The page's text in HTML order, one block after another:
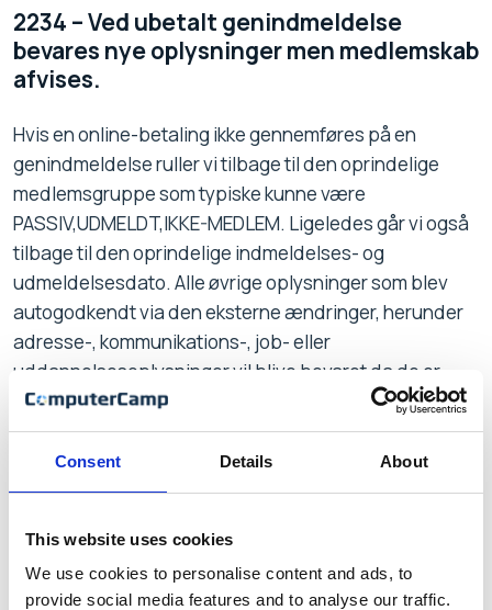
Consent Details About
This website uses cookies
We use cookies to personalise content and ads, to
provide social media features and to analyse our traffic.
2234 – Ved ubetalt genindmeldelse
bevares nye oplysninger men medlemskab
afvises.
Hvis en online-betaling ikke gennemføres på en
genindmeldelse ruller vi tilbage til den oprindelige
medlemsgruppe som typiske kunne være
PASSIV,UDMELDT,IKKE-MEDLEM. Ligeledes går vi også
tilbage til den oprindelige indmeldelses- og
udmeldelsesdato. Alle øvrige oplysninger som blev
autogodkendt via den eksterne ændringer, herunder
adresse-, kommunikations-, job- eller
uddannelsesoplysninger vil blive bevaret da de er
vigtige for evt. manuel gen-hvervning.
Dette sker når
‘Fjernet grundet manglende betaling’ på online-
betalingen sættes til ‘Abonnementer’ i kørslen
‘Oprydning grundet manglende betaling’